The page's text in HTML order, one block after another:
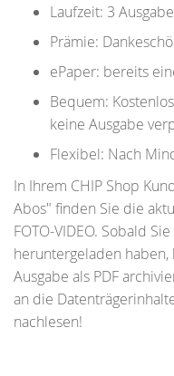
Laufzeit: 3
Prämie:
ePaper: bereits
Bequem:
keine Ausgabe
Flexibel: Nach
In Ihrem CHIP Shop
Abos" finden Sie die
FOTO-VIDEO. Sobald
heruntergeladen
Ausgabe als PDF
an die
nachlesen!